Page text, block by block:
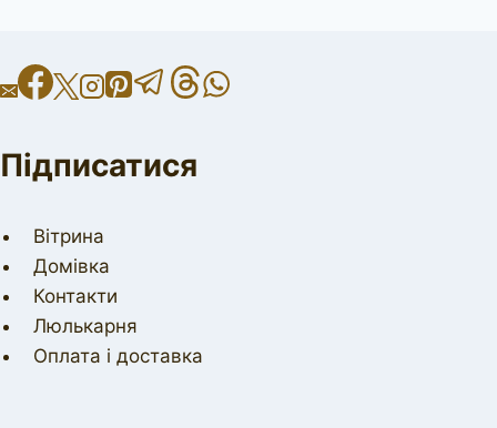
Підписатися
Вітрина
Домівка
Контакти
Люлькарня
Оплата і доставка